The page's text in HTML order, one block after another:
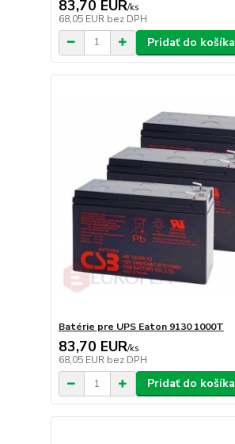
83,70 EUR/ks
68,05 EUR bez DPH
Pridať do košíka
Batérie pre UPS Eaton 9130 1000T
83,70 EUR/ks
68,05 EUR bez DPH
Pridať do košíka